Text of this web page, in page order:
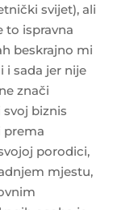
svijet), ali
to ispravna
beskrajno mi
i sada jer nije
znači
biznis
prema
porodici,
mjestu,